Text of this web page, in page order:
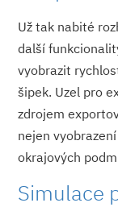
Už tak nabité
další
vyobrazit
šipek. Uzel pro
zdrojem
nejen
okrajových
Simulace